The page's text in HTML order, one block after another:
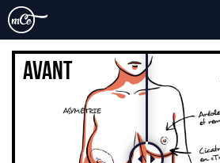
RÉDUIRE MA POITRINE
AVANT